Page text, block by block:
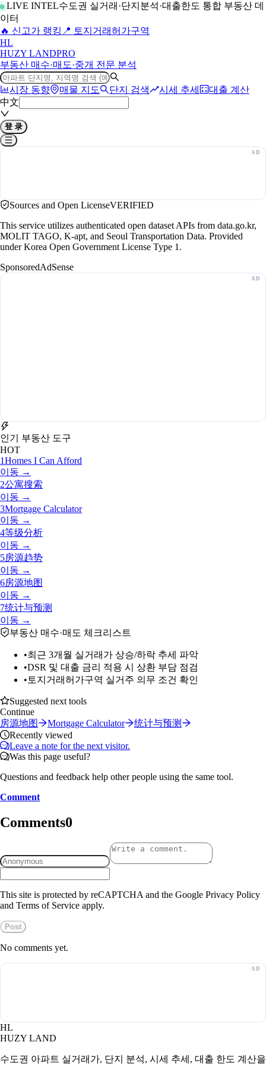
LIVE INTEL수도권 실거래·단지분석·대출한도 통합 부동산 데
이터
🔥 신고가 랭킹 📍 토지거래허가구역
HL
HUZY LANDPRO
부동산 매수·매도·중개 전문 분석
시장 동향 매물 지도 단지 검색 시세 추세
대출 계산
中文
登 录
Sources and Open LicenseVERIFIED
This service utilizes authenticated open dataset APIs from data.go.kr,
MOLIT TAGO, K-apt, and Seoul Transportation Data. Provided
under Korea Open Government License Type 1.
SponsoredAdSense
인기 부동산 도구
HOT
1Homes I Can Afford
이동 →
2公寓搜索
이동 →
3Mortgage Calculator
이동 →
4等级分析
이동 →
5房源趋势
이동 →
6房源地图
이동 →
7统计与预测
이동 →
부동산 매수·매도 체크리스트
•최근 3개월 실거래가 상승/하락 추세 파악
•DSR 및 대출 금리 적용 시 상환 부담 점검
• 토지거래허가구역 실거주 의무 조건 확인
Suggested next tools
Continue
房源地图
Mortgage Calculator
统计与预测
Recently viewed
Leave a note for the next visitor.
Was this page useful?
Questions and feedback help other people using the same tool.
Comment
Comments0
This site is protected by reCAPTCHA and the Google Privacy Policy
and Terms of Service apply.
Post
No comments yet.
HL
HUZY LAND
수도권 아파트 실거래가, 단지 분석, 시세 추세, 대출 한도 계산을